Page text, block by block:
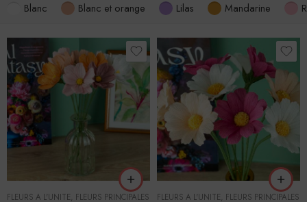
Blanc Blanc et orange Lilas Mandarine
FLEURS À L'UNITÉ FLEURS PRINCIPALES FLEURS À L'UNITÉ FLEURS PRINCIPALES